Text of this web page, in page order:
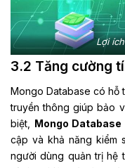
Lợi
3.2 Tăng cường
Mongo Database có hỗ
truyền thông giúp bảo
biệt, Mongo Database
cập và khả năng kiểm
người dùng quản trị hệ